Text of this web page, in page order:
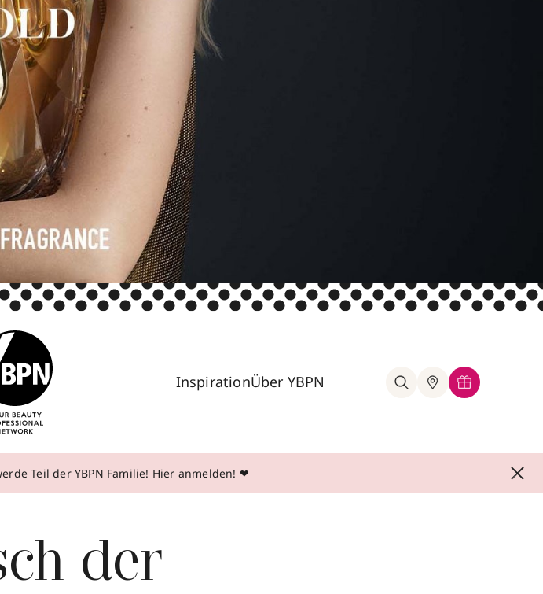
InspirationÜber YBPN
Teil der YBPN Familie! Hier anmelden! ❤
der